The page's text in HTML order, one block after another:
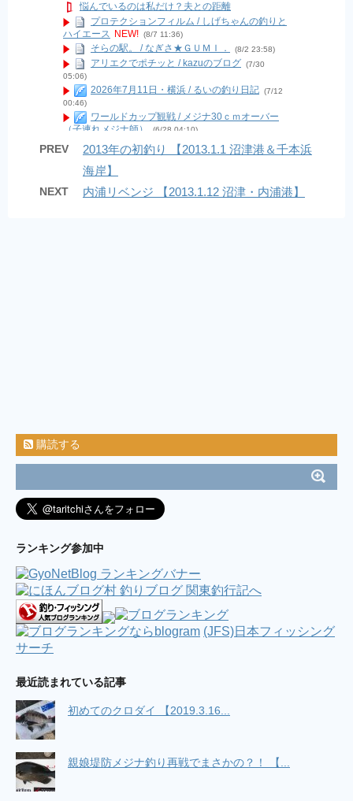
悩んでいるのは私だけ？夫との距離
プロテクションフィルム / しげちゃんの釣りと
ハイエース NEW! (8/7 11:36)
そらの駅。 / なぎさ★ＧＵＭＩ． (8/2 23:58)
アリエクでポチッと / kazuのブログ (7/30
05:06)
2026年7月11日・横浜 / るいの釣り日記 (7/12
00:46)
ワールドカップ観戦 / メジナ30ｃｍオーバー
（子連れメジナ師）
(6/28 04:10)
現状報告２０２６年６月 / Last Supurt (6/7
04:14)
9月から12月中旬までの釣果！ / bonoの海ブロ
南房夜磯で夜な夜なフカセアジ / ヒロの南房夜
今週も鯵釣る？
7／22 神子元島 カメネ するするスルルー♯3 笠
りに行こう( ´艸`) (7/27 03:00)
連日！？横浜港湾部バチ調査 / ☆逆風は振り返
れば追い風になる☆
(5/2 05:03)
(4/16 23:19)
”2017.01.29房総ボートエギング” / 釣り中毒を
脱出するブログ (2/1 11:12)
両軸カゴ釣り始めました。 / 海と風と嫁の機嫌
(10/18 03:49)
ブログ休止のお知らせ＆お礼 / 今宵も酒の肴を
もとめて (6/2 13:40)
雨でも釣りに行く。フィネスシーバス /
ここ最近の釣活 / ただひたすら竿をふる
07:24)
4/19 西湘ショアジギング / リーマンSEの釣れ
ない釣りブログ (4/24 15:08)
12/23洲崎カワハギ（船） / らくらくバイク釣
り！（旧：だいたい福浦にいます） (12/24 03:49)
PREV
2013年の初釣り 【2013.1.1 沼津港＆千本浜
海岸】
NEXT 内浦リベンジ 【2013.1.12 沼津・内浦港】
購読する
ランキング参加中
(JFS)日本フィッシング
サーチ
最近読まれている記事
初めてのクロダイ 【2019.3.16...
親娘堤防メジナ釣り再戦でまさかの？！ 【...